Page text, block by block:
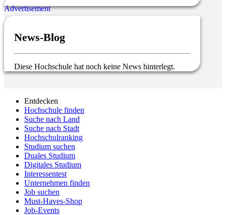
News-Blog
Diese Hochschule hat noch keine News hinterlegt.
Entdecken
Hochschule finden
Suche nach Land
Suche nach Stadt
Hochschulranking
Studium suchen
Duales Studium
Digitales Studium
Interessentest
Unternehmen finden
Job suchen
Must-Haves-Shop
Job-Events